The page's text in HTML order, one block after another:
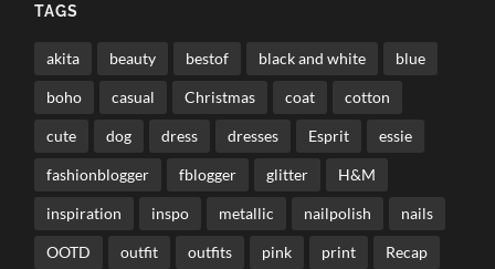
TAGS
akita beauty bestof black and white blue
boho casual Christmas coat cotton
cute dog dress dresses Esprit essie
fashionblogger fblogger glitter H&M
inspiration inspo metallic nailpolish nails
OOTD outfit outfits pink print Recap